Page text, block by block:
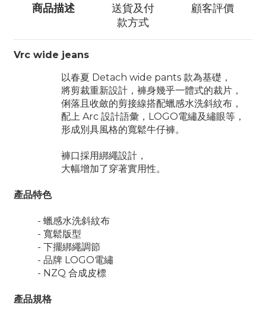
商品描述
送貨及付
款方式
顧客評價
Vrc wide jeans
以春夏 Detach wide pants 款為基礎，
將剪裁重新設計，褲身幾乎一體式的裁片，
俐落且收斂的剪接線搭配蠟感水洗斜紋布，
配上 Arc 設計語彙，LOGO電繡及繡眼等，
形成別具風格的寬鬆牛仔褲。
褲口採用綁繩設計，
大幅增加了穿著實用性。
產品特色
- 蠟感水洗斜紋布
- 寬鬆版型
- 下擺綁繩調節
- 品牌 LOGO電繡
- NZQ 合成皮標
產品規格